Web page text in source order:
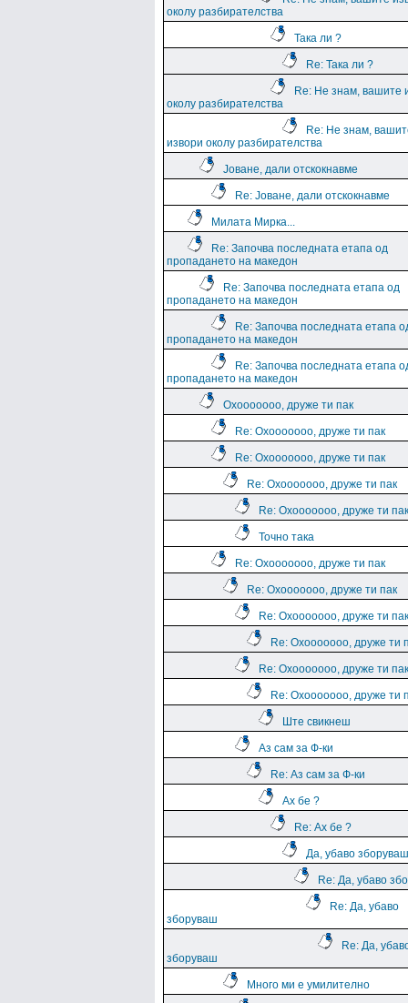
околу разбирателства
Така ли ?
Re: Така ли ?
Re: Не знам, вашите
околу разбирателства
Re: Не знам,
извори околу разбирателства
Јоване, дали отскокнавме
Re: Јоване, дали отскокнавме
Милата Мирка...
Re: Започва последната етапа од
пропадането на македон
Re: Започва последната етапа од
пропадането на македон
Re: Започва последната етапа
пропадането на македон
Re: Започва последната етапа
пропадането на македон
Охооооооо, друже ти пак
Re: Охооооооо, друже ти пак
Re: Охооооооо, друже ти пак
Re: Охооооооо, друже ти пак
Re: Охооооооо, друже ти пак
Точно така
Re: Охооооооо, друже ти пак
Re: Охооооооо, друже ти пак
Re: Охооооооо, друже ти пак
Re: Охооооооо, друже ти
Re: Охооооооо, друже ти пак
Re: Охооооооо, друже ти
Ште свикнеш
Аз сам за Ф-ки
Re: Аз сам за Ф-ки
Ах бе ?
Re: Ах бе ?
Да, убаво зборуваш
Re: Да, убаво
Re: Да, убаво
зборуваш
Re: Да,
зборуваш
Много ми е умилително